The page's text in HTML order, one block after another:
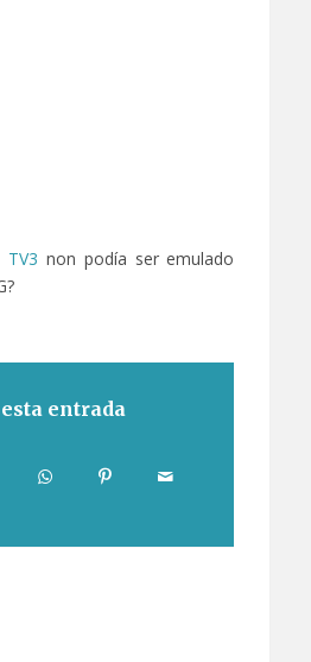
non podía ser emulado
entrada